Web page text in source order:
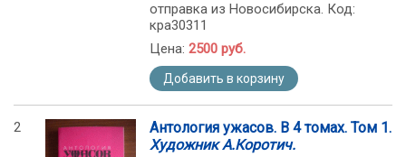
отправка из Новосибирска. Код:
кра30311
Цена: 2500 руб.
Добавить в корзину
2
Антология ужасов. В 4 томах. Том 1.
Художник А.Коротич.